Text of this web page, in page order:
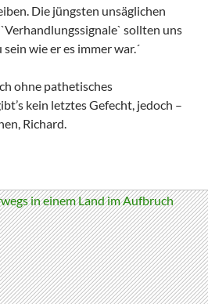
Die jüngsten unsäglichen
sollten uns
wie er es immer war.´
ohne pathetisches
kein letztes Gefecht, jedoch –
Richard.